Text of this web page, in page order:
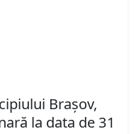
Braşov,
la data de 31